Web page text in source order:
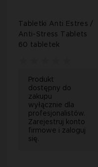
Tabletki Anti Estres /
Anti-Stress Tablets
60 tabletek
Produkt
dostępny do
zakupu
wyłącznie dla
profesjonalistów.
Zarejestruj konto
firmowe i zaloguj
się.